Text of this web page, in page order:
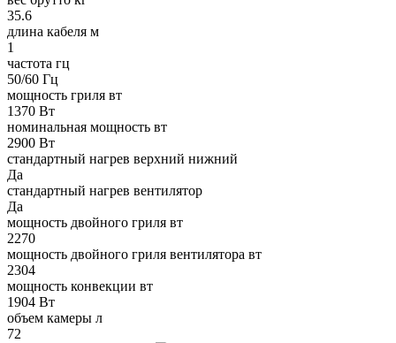
35.6
длина кабеля м
1
частота гц
50/60 Гц
мощность гриля вт
1370 Вт
номинальная мощность вт
2900 Вт
стандартный нагрев верхний нижний
Да
стандартный нагрев вентилятор
Да
мощность двойного гриля вт
2270
мощность двойного гриля вентилятора вт
2304
мощность конвекции вт
1904 Вт
объем камеры л
72